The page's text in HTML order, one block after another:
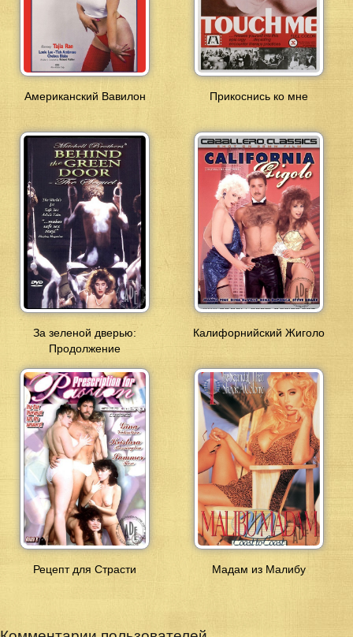
Американский Вавилон Прикоснись ко мне
За зеленой дверью:
Продолжение
Калифорнийский Жиголо
Рецепт для Страсти Мадам из Малибу